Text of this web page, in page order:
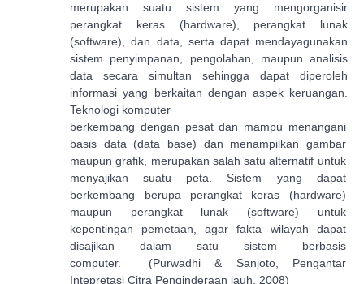
merupakan suatu sistem yang mengorganisir
perangkat keras (hardware),
perangkat lunak
(software),
dan data, serta dapat mendayagunakan
sistem penyimpanan, pengolahan, maupun analisis
data secara simultan sehingga dapat diperoleh
informasi yang berkaitan dengan aspek keruangan.
Teknologi komputer
berkembang dengan pesat dan mampu menangani
basis data (data base) dan menampilkan gambar
maupun grafik, merupakan salah satu alternatif untuk
menyajikan suatu peta. Sistem yang dapat
berkembang berupa perangkat keras (hardware)
maupun perangkat lunak (software) untuk
kepentingan pemetaan, agar fakta wilayah dapat
disajikan dalam satu sistem berbasis
computer.
(Purwadhi & Sanjoto, Pengantar
Intepretasi Citra Penginderaan jauh, 2008)